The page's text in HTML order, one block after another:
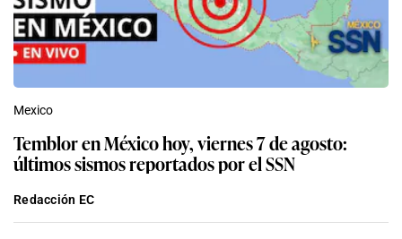
Mexico
Temblor en México hoy, viernes 7 de agosto:
últimos sismos reportados por el SSN
Redacción EC